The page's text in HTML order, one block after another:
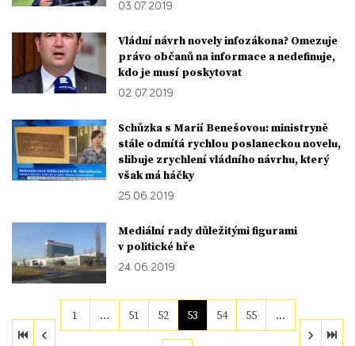
03. 07. 2019
Vládní návrh novely infozákona? Omezuje
právo občanů na informace a nedefinuje,
kdo je musí poskytovat
02. 07. 2019
Schůzka s Marií Benešovou: ministryně
stále odmítá rychlou poslaneckou novelu,
slibuje zrychlení vládního návrhu, který
však má háčky
25. 06. 2019
Mediální rady důležitými figurami
v politické hře
24. 06. 2019
1 … 51 52 53 54 55 …